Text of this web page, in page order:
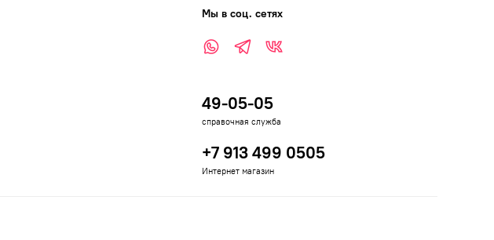
Мы в соц. сетях
49-05-05
справочная служба
+7 913 499 0505
Интернет магазин